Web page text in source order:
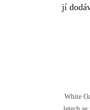
jí
White